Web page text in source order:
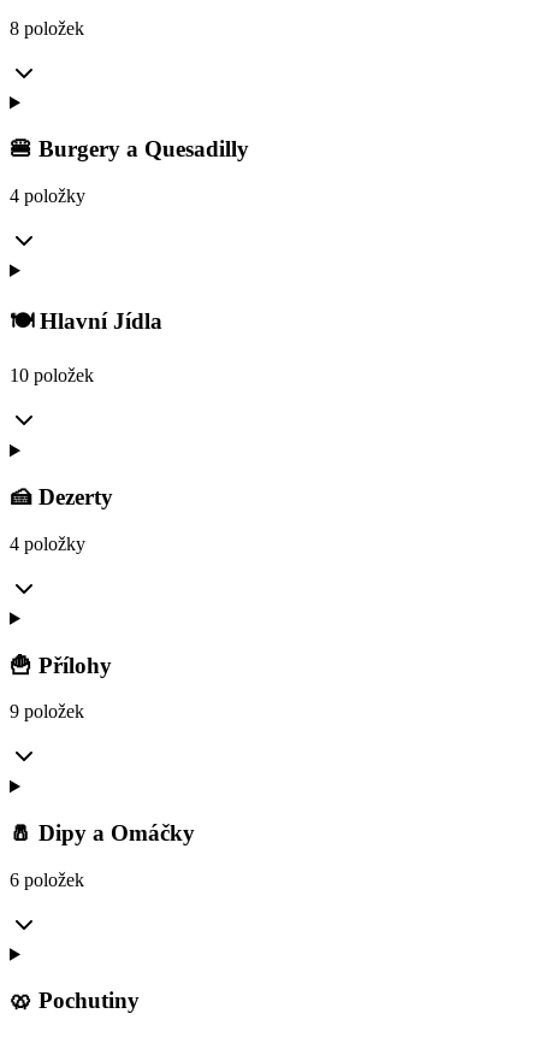
8 položek
🍔 Burgery a Quesadilly
4 položky
🍽️ Hlavní Jídla
10 položek
🍰 Dezerty
4 položky
🍟 Přílohy
9 položek
🧂 Dipy a Omáčky
6 položek
🥨 Pochutiny